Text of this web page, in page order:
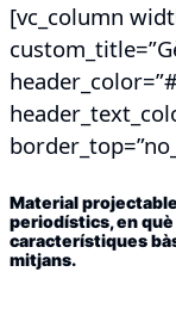
[vc_column
Material
periodístics, en
característiques
mitjans.